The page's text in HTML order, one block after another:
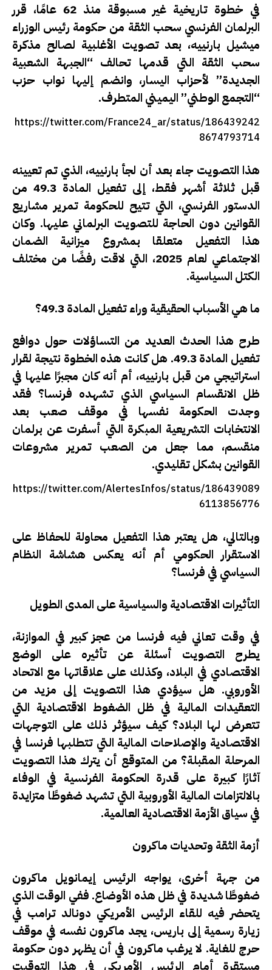
في خطوة تاريخية غير مسبوقة منذ 62 عامًا، قرر
البرلمان الفرنسي سحب الثقة من حكومة رئيس الوزراء
ميشيل بارنييه، بعد تصويت الأغلبية لصالح مذكرة
سحب الثقة التي قدمها تحالف “الجبهة الشعبية
الجديدة” لأحزاب اليسار، وانضم إليها نواب حزب
“التجمع الوطني” اليميني المتطرف.
https://twitter.com/France24_ar/status/186439242
8674793714
هذا التصويت جاء بعد أن لجأ بارنييه، الذي تم تعيينه
قبل ثلاثة أشهر فقط، إلى تفعيل المادة 49.3 من
الدستور الفرنسي، التي تتيح للحكومة تمرير مشاريع
القوانين دون الحاجة للتصويت البرلماني عليها. وكان
هذا التفعيل متعلقا بمشروع ميزانية الضمان
الاجتماعي لعام 2025، التي لاقت رفضًا من مختلف
الكتل السياسية.
ما هي الأسباب الحقيقية وراء تفعيل المادة 49.3؟
طرح هذا الحدث العديد من التساؤلات حول دوافع
تفعيل المادة 49.3. هل كانت هذه الخطوة نتيجة لقرار
استراتيجي من قبل بارنييه، أم أنه كان مجبرًا عليها في
ظل الانقسام السياسي الذي تشهده فرنسا؟ فقد
وجدت الحكومة نفسها في موقف صعب بعد
الانتخابات التشريعية المبكرة التي أسفرت عن برلمان
منقسم، مما جعل من الصعب تمرير مشروعات
القوانين بشكل تقليدي.
https://twitter.com/AlertesInfos/status/186439089
6113856776
وبالتالي، هل يعتبر هذا التفعيل محاولة للحفاظ على
الاستقرار الحكومي أم أنه يعكس هشاشة النظام
السياسي في فرنسا؟
التأثيرات الاقتصادية والسياسية على المدى الطويل
في وقت تعاني فيه فرنسا من عجز كبير في الموازنة،
يطرح التصويت أسئلة عن تأثيره على الوضع
الاقتصادي في البلاد، وكذلك على علاقاتها مع الاتحاد
الأوروبي. هل سيؤدي هذا التصويت إلى مزيد من
التعقيدات المالية في ظل الضغوط الاقتصادية التي
تتعرض لها البلاد؟ كيف سيؤثر ذلك على التوجهات
الاقتصادية والإصلاحات المالية التي تتطلبها فرنسا في
المرحلة المقبلة؟ من المتوقع أن يترك هذا التصويت
آثارًا كبيرة على قدرة الحكومة الفرنسية في الوفاء
بالالتزامات المالية الأوروبية التي تشهد ضغوطًا متزايدة
في سياق الأزمة الاقتصادية العالمية.
أزمة الثقة وتحديات ماكرون
من جهة أخرى، يواجه الرئيس إيمانويل ماكرون
ضغوطًا شديدة في ظل هذه الأوضاع. ففي الوقت الذي
يتحضر فيه للقاء الرئيس الأمريكي دونالد ترامب في
زيارة رسمية إلى باريس، يجد ماكرون نفسه في موقف
حرج للغاية. لا يرغب ماكرون في أن يظهر دون حكومة
مستقرة أمام الرئيس الأمريكي في هذا التوقيت